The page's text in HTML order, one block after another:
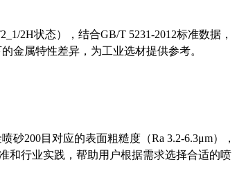
2H状态），结合GB/T 5231-2012标准数据，
金属特性差异，为工业选材提供参考。
200目对应的表面粗糙度（Ra 3.2-6.3μm），
和行业实践，帮助用户根据需求选择合适的喷